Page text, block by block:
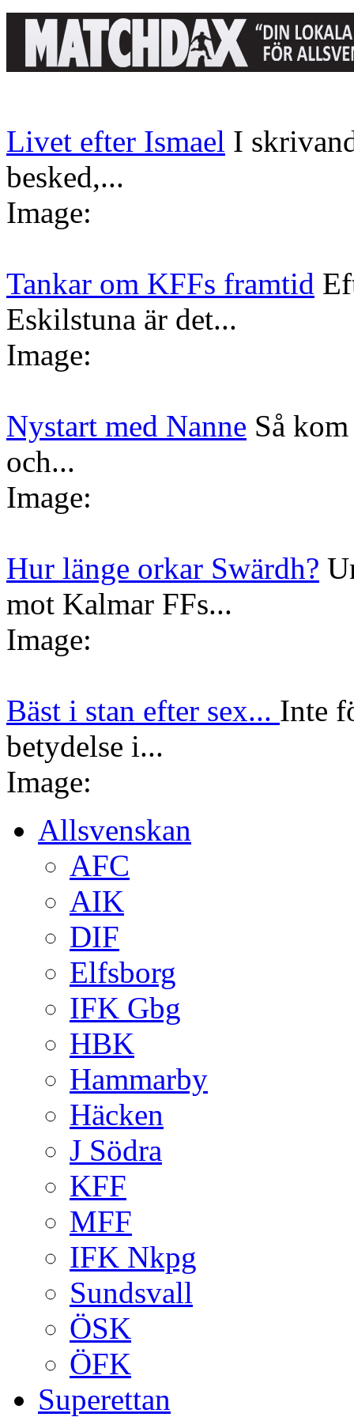
Livet efter Ismael I
besked,...
Image:
Tankar om KFFs framtid
Eskilstuna är det...
Image:
Nystart med Nanne Så
och...
Image:
Hur länge orkar Swärdh?
mot Kalmar FFs...
Image:
Bäst i stan efter sex... Inte
betydelse i...
Image:
Allsvenskan
AFC
AIK
DIF
Elfsborg
IFK Gbg
HBK
Hammarby
Häcken
J Södra
KFF
MFF
IFK Nkpg
Sundsvall
ÖSK
ÖFK
Superettan